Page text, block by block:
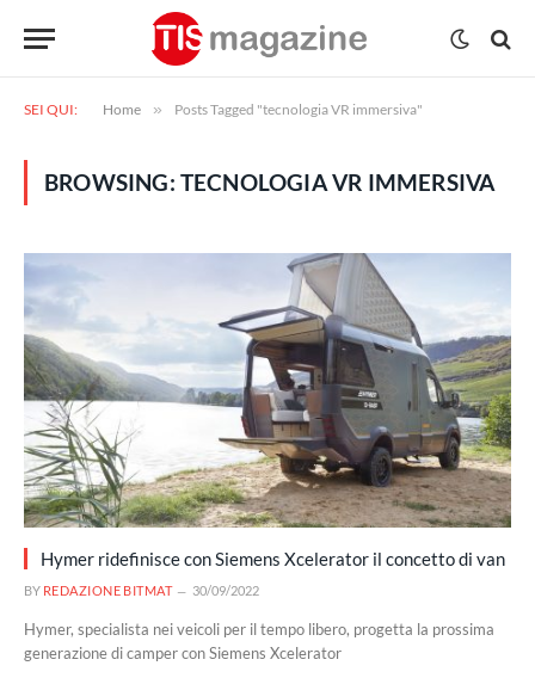
SEI QUI: Home » Posts Tagged "tecnologia VR immersiva"
BROWSING: TECNOLOGIA VR IMMERSIVA
Hymer ridefinisce con Siemens Xcelerator il concetto di van
BY REDAZIONE BITMAT 30/09/2022
Hymer, specialista nei veicoli per il tempo libero, progetta la prossima
generazione di camper con Siemens Xcelerator